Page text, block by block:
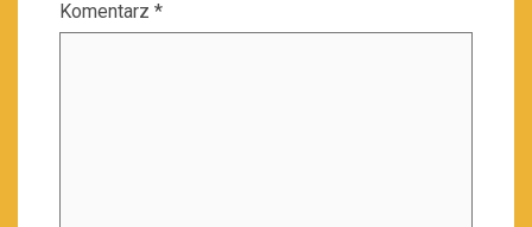
Komentarz *